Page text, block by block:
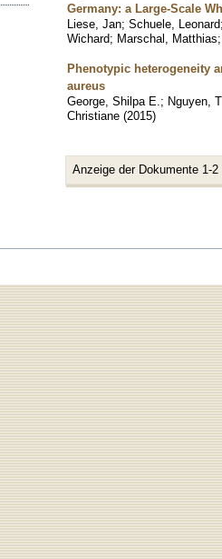
Germany: a Large-Scale
Liese, Jan; Schuele, Leonard
Wichard; Marschal, Matthias
Phenotypic heterogeneity
aureus
George, Shilpa E. ; Nguyen,
Christiane (2015)
Anzeige der Dokumente 1-2